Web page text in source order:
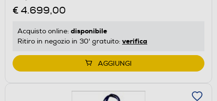
€ 4.699,00
Acquisto online: disponibile
Ritiro in negozio in 30' gratuito: verifica
AGGIUNGI